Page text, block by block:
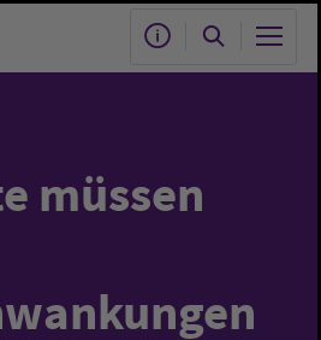
müssen